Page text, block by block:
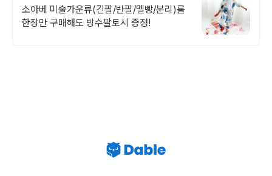
소아베 미술가운류(긴팔/반팔/멜빵/분리)를
한장만 구매해도 방수팔토시 증정!